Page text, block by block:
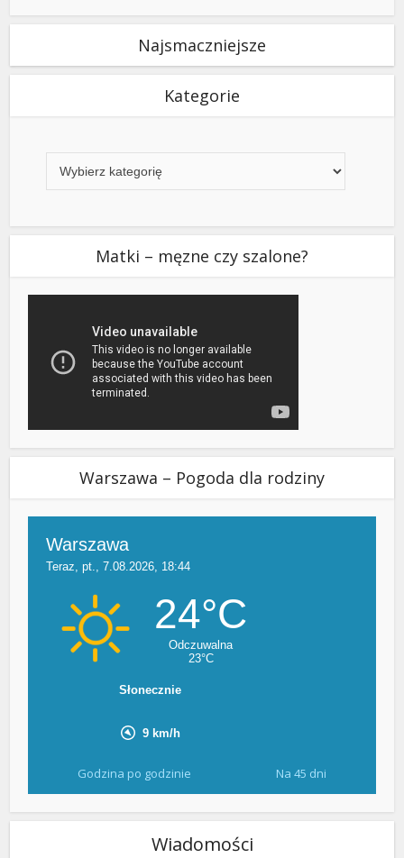
Najsmaczniejsze
Kategorie
Matki – męzne czy szalone?
Warszawa – Pogoda dla rodziny
Godzina po godzinie Na 45 dni
Wiadomości